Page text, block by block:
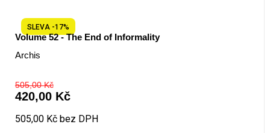
SLEVA -17%
Volume 52 - The End of Informality
Archis
505,00 Kč
420,00 Kč
505,00 Kč bez DPH